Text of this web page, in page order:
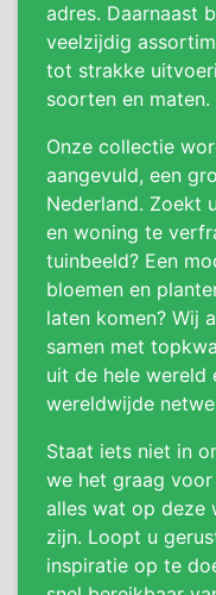
adres. Daarnaast
veelzijdig
tot strakke
soorten en maten.
Onze collectie
aangevuld, een
Nederland. Zoekt
en woning te
tuinbeeld? Een
bloemen en
laten komen? Wij
samen met
uit de hele wereld
wereldwijde
Staat iets niet in
we het graag
alles wat op deze
zijn. Loopt u
inspiratie op te